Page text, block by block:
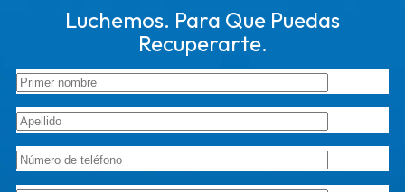
Luchemos. Para Que Puedas
Recuperarte.